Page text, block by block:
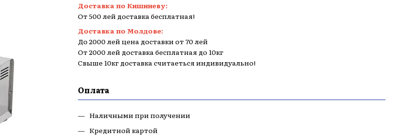
Доставка по Кишиневу:
От 500 лей доставка бесплатная!
Доставка по Молдове:
До 2000 лей цена доставки от 70 лей
От 2000 лей доставка бесплатная до 10кг
Свыше 10кг доставка считаеться индивидуально!
Оплата
Наличными при получении
Кредитной картой